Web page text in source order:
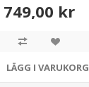
749,00 kr
LÄGG I VARUKORG